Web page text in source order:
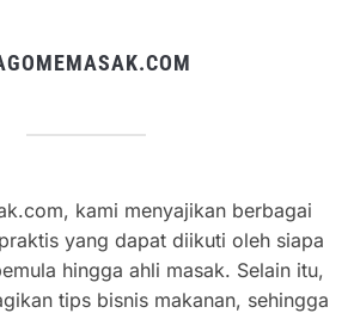
kami menyajikan berbagai
yang dapat diikuti oleh siapa
hingga ahli masak. Selain itu,
tips bisnis makanan, sehingga